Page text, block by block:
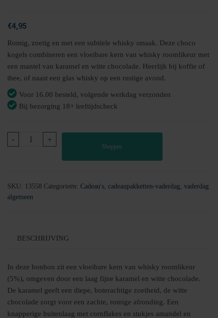
€4,95
Romig, zoetig en met een subtiele whisky smaak. Deze choco
kogels combineren een vloeibare kern van whisky roomlikeur met
een mantel van karamel en witte chocolade. Heerlijk bij koffie of
thee, of naast een glas whisky op een rustige avond.
Voor 16.00 besteld, volgende werkdag verzonden
Bij bezorging 18+ leeftijdscheck
-
Whisky
room
kogels
aantal
+
Shoppen
SKU: 13558 Categorieën: Cadeau's, cadeaupakketten-vaderdag, vaderdag
algemeen
BESCHRIJVING
In deze bonbon zit een vloeibare kern van whisky roomlikeur
(5%), omgeven door een laag fijne karamel en witte chocolade.
De karamel geeft een diepe, boterachtige zoetheid, de witte
chocolade zorgt voor een zachte, romige afronding. Een
knapperige buitenlaag met cornflakes en stukjes amandel en